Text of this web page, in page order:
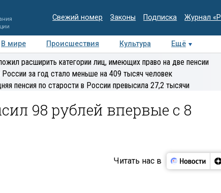
Свежий номер Законы Подписка Журнал
В мире Происшествия Культура Ещё
Медиацентр Интервью Колумнисты
расширить категории лиц, имеющих право на две пенсии
за год стало меньше на 409 тысяч человек
пенсия по старости в России превысила 27,2 тысячи
98 рублей впервые с 8
Читать нас в